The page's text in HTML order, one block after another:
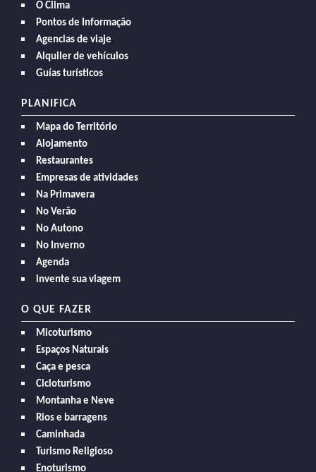
O Clima
Pontos de Informação
Agencias de viaje
Alquiler de vehículos
Guías turísticos
PLANIFICA
Mapa do Território
Alojamento
Restaurantes
Empresas de atividades
Na Primavera
No Verão
No Autono
No Inverno
Agenda
invente sua viagem
O QUE FAZER
Micoturismo
Espaços Naturais
Caça e pesca
Cicloturismo
Montanha e Neve
Rios e barragens
Caminhada
Turismo Religioso
Enoturismo